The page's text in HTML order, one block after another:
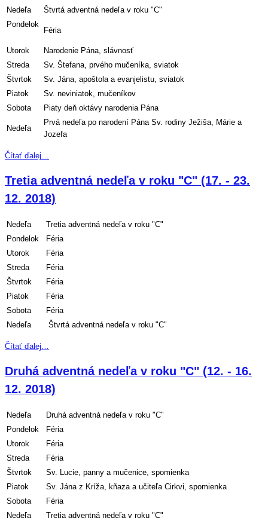
Nedeľa
Štvrtá adventná nedeľa v roku "C"
Pondelok
Féria
Utorok
Narodenie Pána, slávnosť
Streda
Sv. Štefana, prvého mučeníka, sviatok
Štvrtok
Sv. Jána, apoštola a evanjelistu, sviatok
Piatok
Sv. neviniatok, mučeníkov
Sobota
Piaty deň oktávy narodenia Pána
Nedeľa
Prvá nedeľa po narodení Pána Sv. rodiny Ježiša, Márie a
Jozefa
Čítať ďalej…
Tretia adventná nedeľa v roku "C" (17. - 23.
12. 2018)
Nedeľa
Tretia adventná nedeľa v roku "C"
Pondelok
Féria
Utorok
Féria
Streda
Féria
Štvrtok
Féria
Piatok
Féria
Sobota
Féria
Nedeľa
Štvrtá adventná nedeľa v roku "C"
Čítať ďalej…
Druhá adventná nedeľa v roku "C" (12. - 16.
12. 2018)
Nedeľa
Druhá adventná nedeľa v roku "C"
Pondelok
Féria
Utorok
Féria
Streda
Féria
Štvrtok
Sv. Lucie, panny a mučenice, spomienka
Piatok
Sv. Jána z Kríža, kňaza a učiteľa Cirkvi, spomienka
Sobota
Féria
Nedeľa
Tretia adventná nedeľa v roku "C"